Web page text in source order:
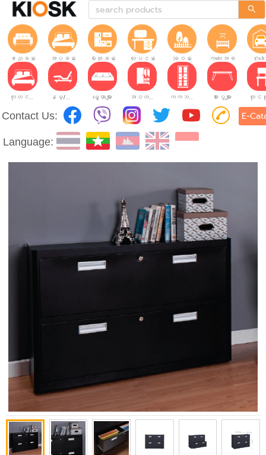
ဧည့်ခန်း အိပ်ခန်း မီးဖိုခန်း လုပ်ငန်းခွင် ခြံဝန်း ကလေးအခန်း ဂိုဒ
ကုတင်များ နိမ့်/မြင့်ချိန်ညှိနိုင်သော ကုတင်များ မွေ့ယာများ အဝတ်အစားဗီဒိုများ ကက်ဘိနက်ဗီဒိုများ စားပွဲများ
Contact Us: E-
Language: